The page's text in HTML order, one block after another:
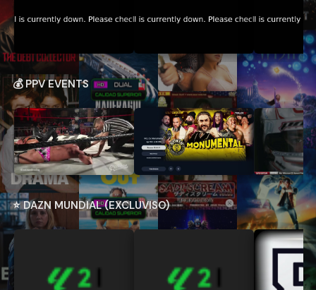
💰 PPV EVENTS
⭐ DAZN MUNDIAL (EXCLUVISO)